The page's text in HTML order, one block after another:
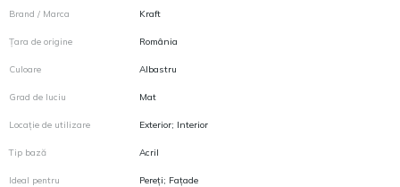
Brand / Marca Kraft
Țara de origine România
Culoare Albastru
Grad de luciu Mat
Locație de utilizare Exterior; Interior
Tip bază Acril
Ideal pentru Pereți; Fațade